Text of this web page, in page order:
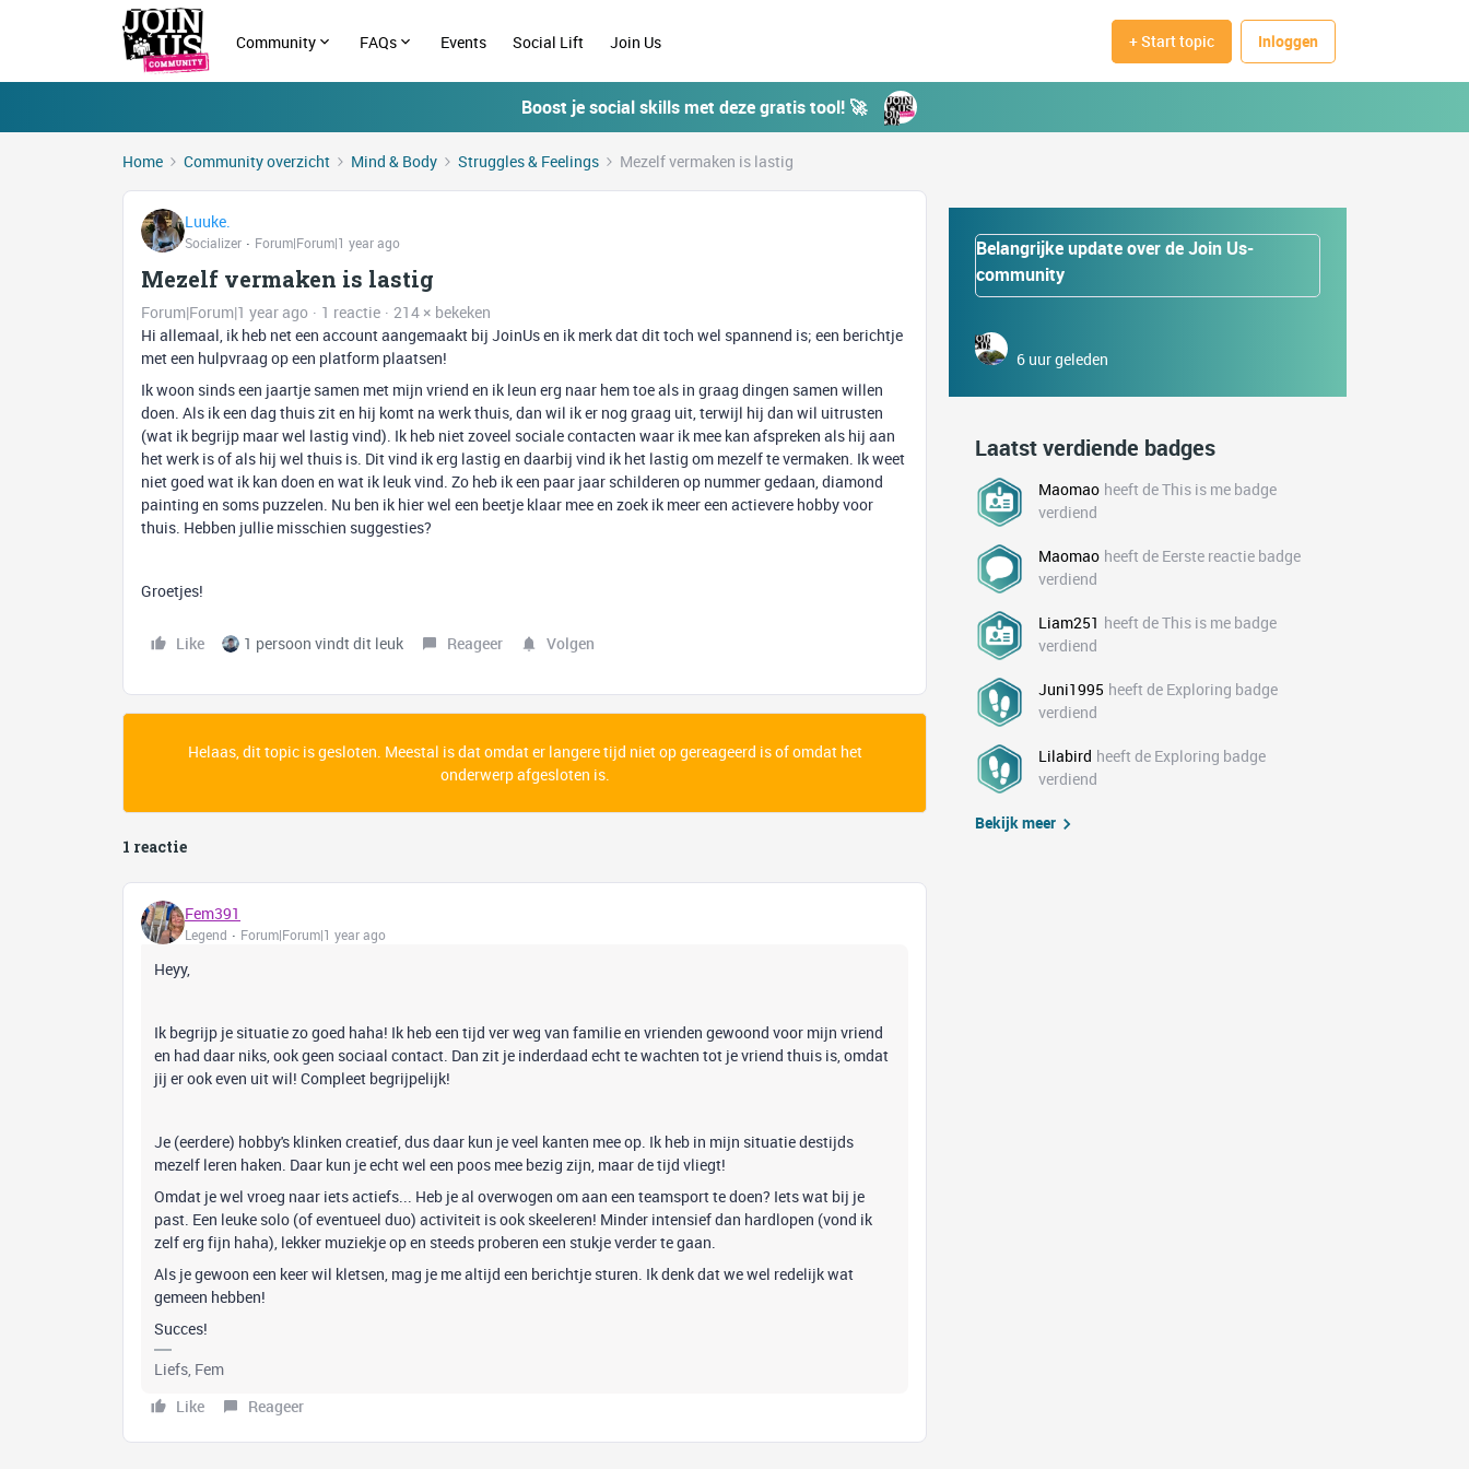
Community FAQs Events Social Lift Join Us + Start topic Inloggen
Boost je social skills met deze gratis tool! 🚀
Home Community overzicht Mind & Body Struggles & Feelings Mezelf vermaken is lastig
Luuke.
Socializer Forum|Forum|1 year ago
Mezelf vermaken is lastig
Forum|Forum|1 year ago 1 reactie
214 × bekeken
Hi allemaal, ik heb net een account aangemaakt bij JoinUs en ik merk dat dit toch wel spannend is; een berichtje
met een hulpvraag op een platform plaatsen!
Ik woon sinds een jaartje samen met mijn vriend en ik leun erg naar hem toe als in graag dingen samen willen
doen. Als ik een dag thuis zit en hij komt na werk thuis, dan wil ik er nog graag uit, terwijl hij dan wil uitrusten
(wat ik begrijp maar wel lastig vind). Ik heb niet zoveel sociale contacten waar ik mee kan afspreken als hij aan
het werk is of als hij wel thuis is. Dit vind ik erg lastig en daarbij vind ik het lastig om mezelf te vermaken. Ik weet
niet goed wat ik kan doen en wat ik leuk vind. Zo heb ik een paar jaar schilderen op nummer gedaan, diamond
painting en soms puzzelen. Nu ben ik hier wel een beetje klaar mee en zoek ik meer een actievere hobby voor
thuis. Hebben jullie misschien suggesties?
Groetjes!
Like 1 persoon vindt dit leuk Reageer Volgen
Helaas, dit topic is gesloten. Meestal is dat omdat er langere tijd niet op gereageerd is of omdat het
onderwerp afgesloten is.
1 reactie
Fem391
Legend Forum|Forum|1 year ago
Heyy,
Ik begrijp je situatie zo goed haha! Ik heb een tijd ver weg van familie en vrienden gewoond voor mijn vriend
en had daar niks, ook geen sociaal contact. Dan zit je inderdaad echt te wachten tot je vriend thuis is, omdat
jij er ook even uit wil! Compleet begrijpelijk!
Je (eerdere) hobby's klinken creatief, dus daar kun je veel kanten mee op. Ik heb in mijn situatie destijds
mezelf leren haken. Daar kun je echt wel een poos mee bezig zijn, maar de tijd vliegt!
Omdat je wel vroeg naar iets actiefs... Heb je al overwogen om aan een teamsport te doen? Iets wat bij je
past. Een leuke solo (of eventueel duo) activiteit is ook skeeleren! Minder intensief dan hardlopen (vond ik
zelf erg fijn haha), lekker muziekje op en steeds proberen een stukje verder te gaan.
Als je gewoon een keer wil kletsen, mag je me altijd een berichtje sturen. Ik denk dat we wel redelijk wat
gemeen hebben!
Succes!
Liefs, Fem
Like
Reageer
Belangrijke update over de Join Us-
community
6 uur geleden
Laatst verdiende badges
Maomao heeft de This is me badge
verdiend
Maomao heeft de Eerste reactie badge
verdiend
Liam251 heeft de This is me badge
verdiend
Juni1995 heeft de Exploring badge
verdiend
Lilabird heeft de Exploring badge
verdiend
Bekijk meer